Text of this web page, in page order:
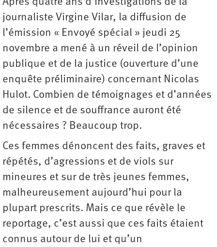
journaliste Virgine Vilar, la diffusion de
l’émission « Envoyé spécial » jeudi 25
novembre a mené à un réveil de l’opinion
publique et de la justice (ouverture d’une
enquête préliminaire) concernant Nicolas
Hulot. Combien de témoignages et d’années
de silence et de souffrance auront été
nécessaires ? Beaucoup trop.
Ces femmes dénoncent des faits, graves et
répétés, d’agressions et de viols sur
mineures et sur de très jeunes femmes,
malheureusement aujourd’hui pour la
plupart prescrits. Mais ce que révèle le
reportage, c’est aussi que ces faits étaient
connus autour de lui et qu’un